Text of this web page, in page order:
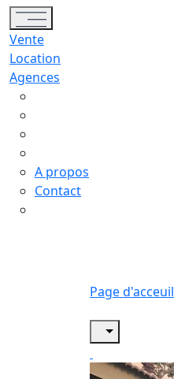
Toggle navigation
Vente
Location
Agences
A propos
Contact
Page d'acceuil